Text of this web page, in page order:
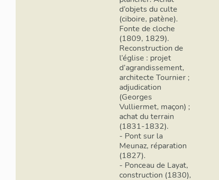
d’objets du culte
(ciboire, patène).
Fonte de cloche
(1809, 1829).
Reconstruction de
l’église : projet
d’agrandissement,
architecte Tournier ;
adjudication
(Georges
Vulliermet, maçon) ;
achat du terrain
(1831-1832).
- Pont sur la
Meunaz, réparation
(1827).
- Ponceau de Layat,
construction (1830),